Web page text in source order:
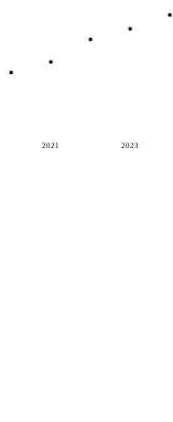
2021 2023